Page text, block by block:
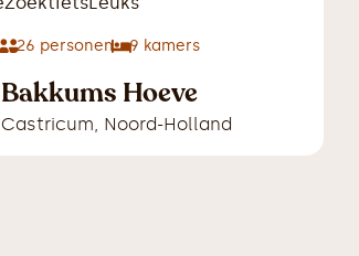
26 personen 9 kamers
Bakkums Hoeve
Castricum, Noord-Holland